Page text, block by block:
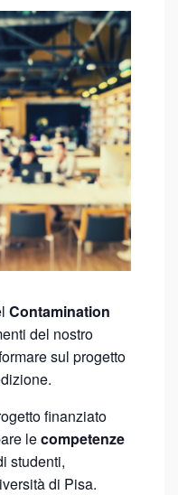
Contamination
del nostro
sul progetto
finanziato
lecompetenze
studenti,
di Pisa.